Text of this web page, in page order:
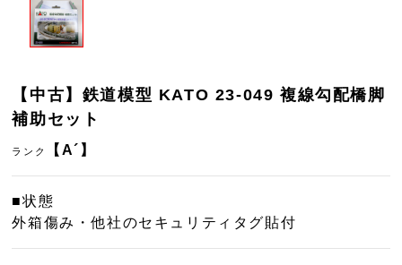
【中古】鉄道模型 KATO 23-049 複線勾配橋脚
補助セット
ランク 【A´】
■状態
外箱傷み・他社のセキュリティタグ貼付